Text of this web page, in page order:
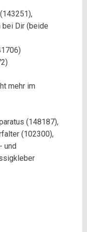
bei Dir (beide
mehr im
(148187),
(102300),
und